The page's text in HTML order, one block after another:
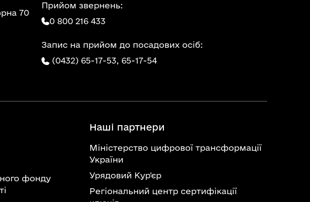
70
Прийом звернень:
0 800 216 433
Запис на прийом до посадових осіб:
(0432) 65-17-53, 65-17-54
фонду
Наші партнери
Міністерство цифрової трансформації
України
Урядовий Кур'єр
Регіональний центр сертифікації